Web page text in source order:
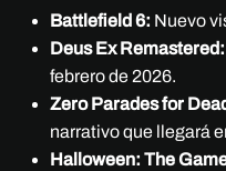
Battlefield 6: Nuevo
Deus Ex Remastered:
febrero de 2026.
Zero Parades for
narrativo que llegará
Halloween: The